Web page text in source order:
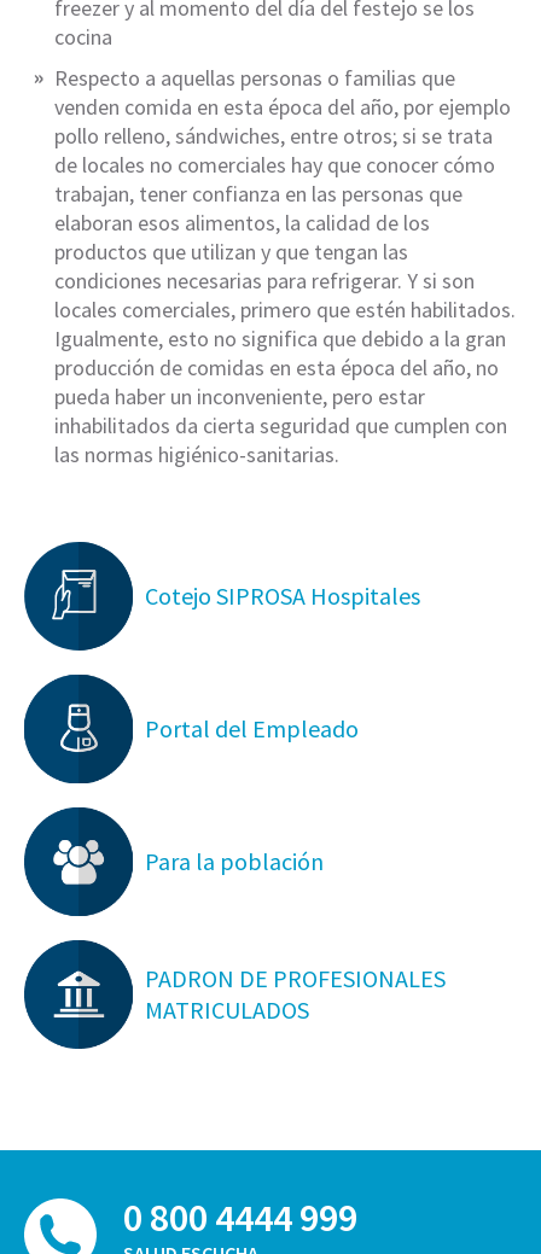
freezer y al momento del día del festejo se los
cocina
Respecto a aquellas personas o familias que
venden comida en esta época del año, por ejemplo
pollo relleno, sándwiches, entre otros; si se trata
de locales no comerciales hay que conocer cómo
trabajan, tener confianza en las personas que
elaboran esos alimentos, la calidad de los
productos que utilizan y que tengan las
condiciones necesarias para refrigerar. Y si son
locales comerciales, primero que estén habilitados.
Igualmente, esto no significa que debido a la gran
producción de comidas en esta época del año, no
pueda haber un inconveniente, pero estar
inhabilitados da cierta seguridad que cumplen con
las normas higiénico-sanitarias.
Cotejo SIPROSA Hospitales
Portal del Empleado
Para la población
PADRON DE PROFESIONALES
MATRICULADOS
0 800 4444 999